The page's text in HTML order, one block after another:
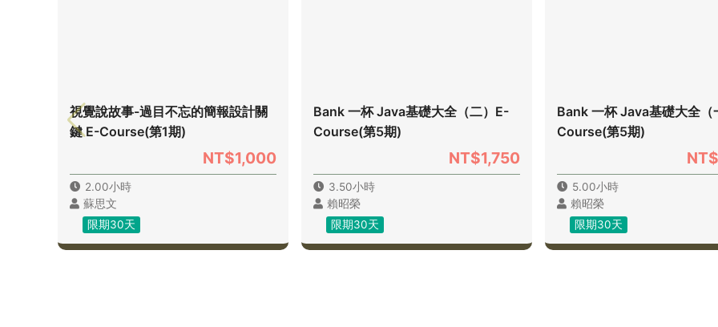
視覺說故事-過目不忘的簡報設計關
鍵 E-Course(第1期)
NT$1,000
2.00小時
蘇思文
限期30天
Bank 一杯 Java基礎大全（二）E-
Course(第5期)
NT$1,750
3.50小時
賴昭榮
限期30天
Bank 一杯 Java基礎大全（
Course(第5期)
5.00小時
賴昭榮
限期30天